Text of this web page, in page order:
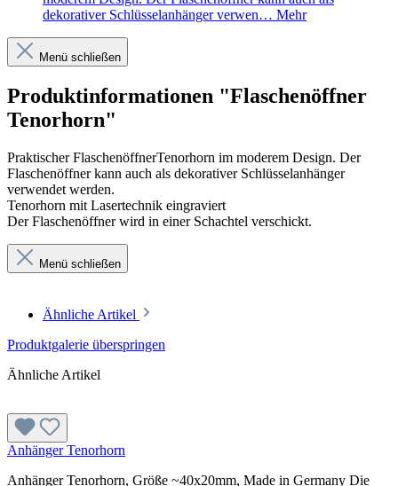
dekorativer Schlüsselanhänger verwen… Mehr
Menü schließen
Produktinformationen "Flaschenöffner
Tenorhorn"
Praktischer FlaschenöffnerTenorhorn im moderem Design. Der
Flaschenöffner kann auch als dekorativer Schlüsselanhänger
verwendet werden.
Tenorhorn mit Lasertechnik eingraviert
Der Flaschenöffner wird in einer Schachtel verschickt.
Menü schließen
Ähnliche Artikel
Produktgalerie überspringen
Ähnliche Artikel
Anhänger Tenorhorn
Anhänger Tenorhorn, Größe ~40x20mm, Made in Germany Die